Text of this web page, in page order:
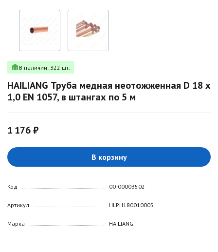
В наличии: 322 шт.
HAILIANG Труба медная неотожженная D 18 х
1,0 EN 1057, в штангах по 5 м
1 176 ₽
В корзину
Код
Артикул
Марка
00-00003502
HLPH180010005
HAILIANG